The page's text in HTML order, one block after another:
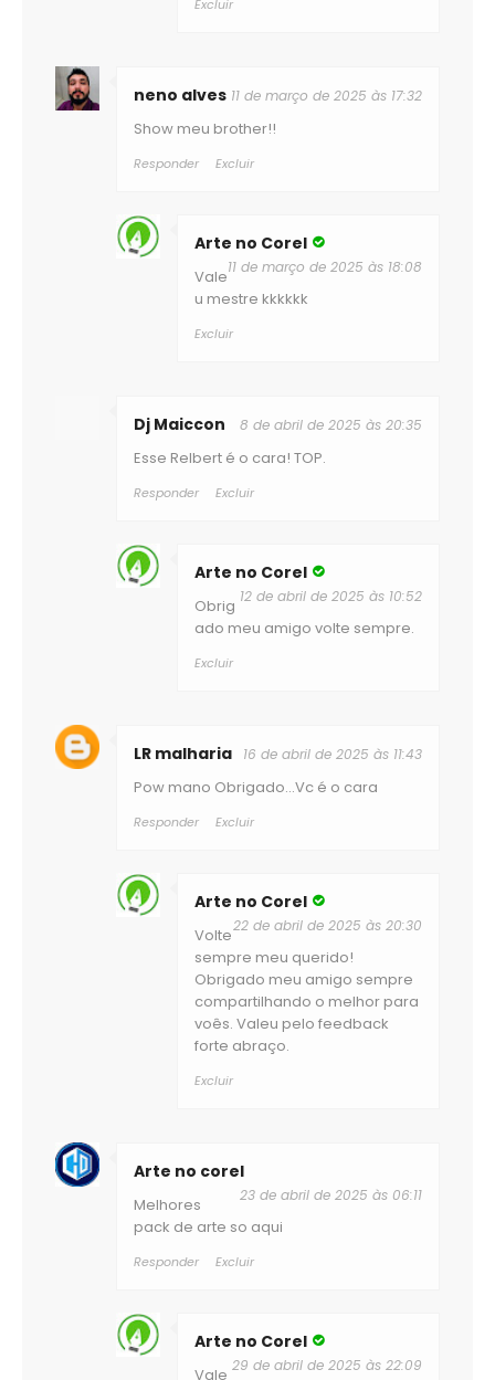
Excluir
neno alves 11 de março de 2025 às 17:32
Show meu brother!!
Responder Excluir
Arte no Corel
11 de março de 2025 às 18:08
Vale
u mestre kkkkkk
Excluir
Dj Maiccon 8 de abril de 2025 às 20:35
Esse Relbert é o cara! TOP.
Responder Excluir
Arte no Corel
12 de abril de 2025 às 10:52
Obrig
ado meu amigo volte sempre.
Excluir
LR malharia 16 de abril de 2025 às 11:43
Pow mano Obrigado...Vc é o cara
Responder Excluir
Arte no Corel
22 de abril de 2025 às 20:30
Volte
sempre meu querido!
Obrigado meu amigo sempre
compartilhando o melhor para
voês. Valeu pelo feedback
forte abraço.
Excluir
Arte no corel
23 de abril de 2025 às 06:11
Melhores
pack de arte so aqui
Responder Excluir
Arte no Corel
29 de abril de 2025 às 22:09
Vale